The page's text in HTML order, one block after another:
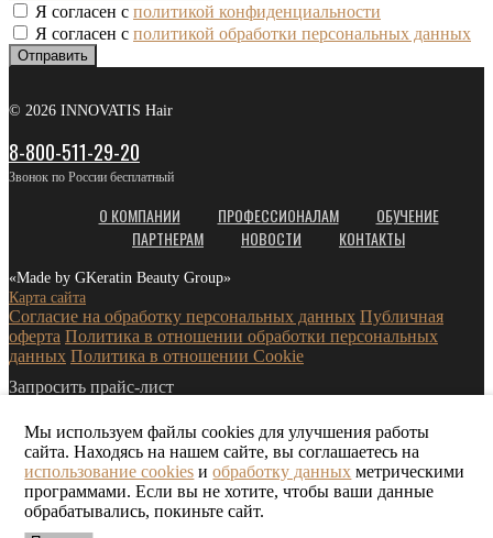
Я согласен с политикой конфиденциальности
Я согласен с политикой обработки персональных данных
Отправить
© 2026 INNOVATIS Hair
8-800-511-29-20
Звонок по России бесплатный
О КОМПАНИИ ПРОФЕССИОНАЛАМ
ОБУЧЕНИЕ
ПАРТНЕРАМ
НОВОСТИ КОНТАКТЫ
«Made by GKeratin Beauty Group»
Карта сайта
Согласие на обработку персональных данных Публичная
оферта Политика в отношении обработки персональных
данных Политика в отношении Cookie
Запросить прайс-лист
Я согласен сполитикой конфиденциальности
Мы используем файлы cookies для улучшения работы
сайта. Находясь на нашем сайте, вы соглашаетесь на
использование cookies иобработку данных метрическими
программами. Если вы не хотите, чтобы ваши данные
обрабатывались, покиньте сайт.